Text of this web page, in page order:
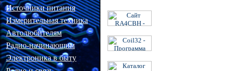
Источники питания
Измерительная техника
Автолюбителям
Радио-начинающим
Электроника в быту